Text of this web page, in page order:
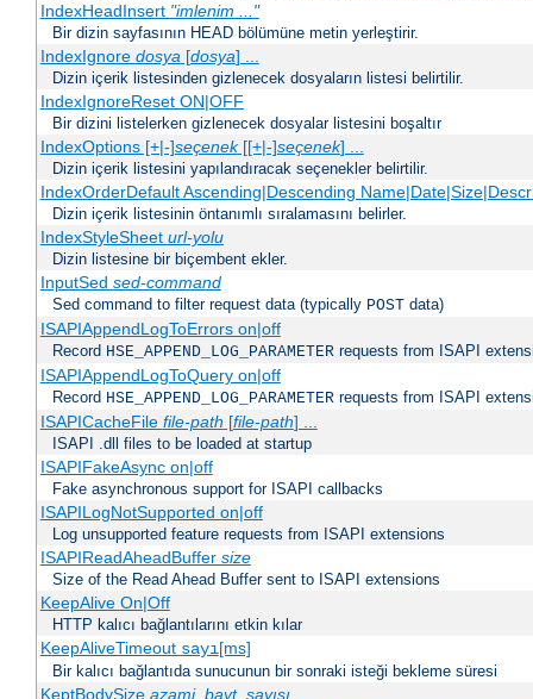
IndexHeadInsert "imlenim ..."
Bir dizin sayfasının HEAD bölümüne metin yerleştirir.
IndexIgnore dosya[dosya] ...
Dizin içerik listesinden gizlenecek dosyaların listesi belirtilir.
IndexIgnoreReset ON|OFF
Bir dizini listelerken gizlenecek dosyalar listesini boşaltır
IndexOptions [+|-]seçenek[[+|-]seçenek] ...
Dizin içerik listesini yapılandıracak seçenekler belirtilir.
IndexOrderDefault Ascending|Descending
Dizin içerik listesinin öntanımlı sıralamasını belirler.
IndexStyleSheet url-yolu
Dizin listesine bir biçembent ekler.
InputSed sed-command
Sed command to filter request data (typically POST data)
ISAPIAppendLogToErrors on|off
Record HSE_APPEND_LOG_PARAMETER requests from ISAPI
ISAPIAppendLogToQuery on|off
Record HSE_APPEND_LOG_PARAMETER requests from ISAPI
ISAPICacheFile file-path [file-path] ...
ISAPI .dll files to be loaded at startup
ISAPIFakeAsync on|off
Fake asynchronous support for ISAPI callbacks
ISAPILogNotSupported on|off
Log unsupported feature requests from ISAPI extensions
ISAPIReadAheadBuffer size
Size of the Read Ahead Buffer sent to ISAPI extensions
KeepAlive On|Off
HTTP kalıcı bağlantılarını etkin kılar
KeepAliveTimeout sayı[ms]
Bir kalıcı bağlantıda sunucunun bir sonraki isteği bekleme süresi
KeptBodySize azami_bayt_sayısı